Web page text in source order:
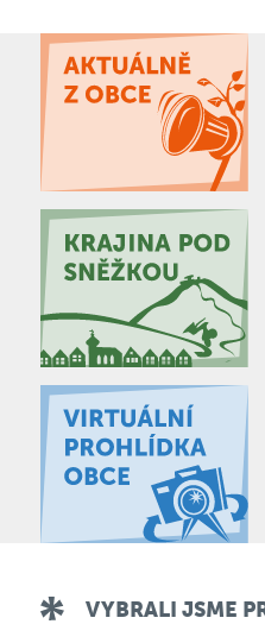
VYBRALI JSME